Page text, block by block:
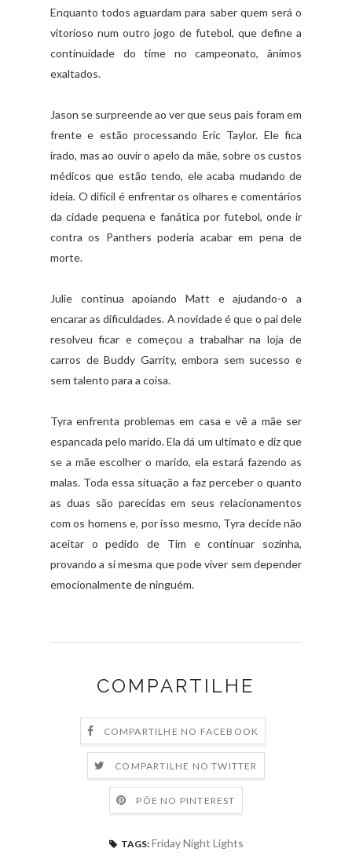
Enquanto todos aguardam para saber quem será o
vitorioso num outro jogo de futebol, que define a
continuidade do time no campeonato, ânimos
exaltados.
Jason se surpreende ao ver que seus pais foram em
frente e estão processando Eric Taylor. Ele fica
irado, mas ao ouvir o apelo da mãe, sobre os custos
médicos que estão tendo, ele acaba mudando de
ideia. O difícil é enfrentar os olhares e comentários
da cidade pequena e fanática por futebol, onde ir
contra os Panthers poderia acabar em pena de
morte.
Julie continua apoiando Matt e ajudando-o a
encarar as dificuldades. A novidade é que o pai dele
resolveu ficar e começou a trabalhar na loja de
carros de Buddy Garrity, embora sem sucesso e
sem talento para a coisa.
Tyra enfrenta problemas em casa e vê a mãe ser
espancada pelo marido. Ela dá um ultimato e diz que
se a mãe escolher o marido, ela estará fazendo as
malas. Toda essa situação a faz perceber o quanto
as duas são parecidas em seus relacionamentos
com os homens e, por isso mesmo, Tyra decide não
aceitar o pedido de Tim e continuar sozinha,
provando a si mesma que pode viver sem depender
emocionalmente de ninguém.
COMPARTILHE
COMPARTILHE NO FACEBOOK
COMPARTILHE NO TWITTER
PÕE NO PINTEREST
TAGS: Friday Night Lights